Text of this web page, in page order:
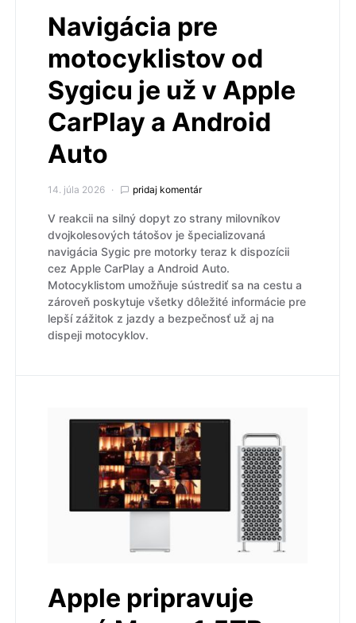
Navigácia pre
motocyklistov od
Sygicu je už v Apple
CarPlay a Android
Auto
14. júla 2026 pridaj komentár
V reakcii na silný dopyt zo strany milovníkov
dvojkolesových tátošov je špecializovaná
navigácia Sygic pre motorky teraz k dispozícii
cez Apple CarPlay a Android Auto.
Motocyklistom umožňuje sústrediť sa na cestu a
zároveň poskytuje všetky dôležité informácie pre
lepší zážitok z jazdy a bezpečnosť už aj na
dispeji motocyklov.
Apple pripravuje